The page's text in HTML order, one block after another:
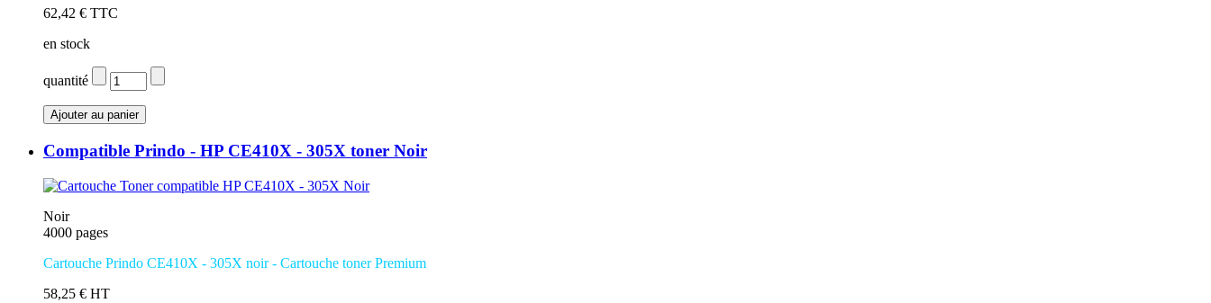
62,42 € TTC
en stock
quantité
Compatible Prindo - HP CE410X - 305X toner Noir
Noir
4000 pages
Cartouche Prindo CE410X - 305X noir- Cartouche toner Premium
58,25 € HT